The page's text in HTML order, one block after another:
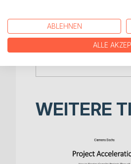
1.1Aktuelle Situation
1.2Notwendigkeit der
1.3Gang der
2.Hintergrund des
2.2Historische
WEITERE
ABLEHNEN
ALLE